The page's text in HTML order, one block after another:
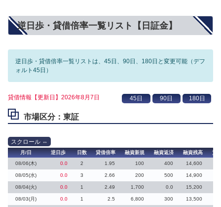
逆日歩・貸借倍率一覧リスト【日証金】
逆日歩・貸借倍率一覧リストは、45日、90日、180日と変更可能（デフ
ォルト45日）
貸借情報【更新日】2026年8月7日
市場区分：東証
月/日 逆日歩 日数 貸借倍率 融資新規 融資返済 融資残高
貸
08/06(木)
0.0 2 1.95 100 400 14,600
08/05(水) 0.0 3 2.66 200 500 14,900
08/04(火) 0.0 1 2.49 1,700 0.0 15,200
08/03(月) 0.0 1 2.5 6,800 300 13,500